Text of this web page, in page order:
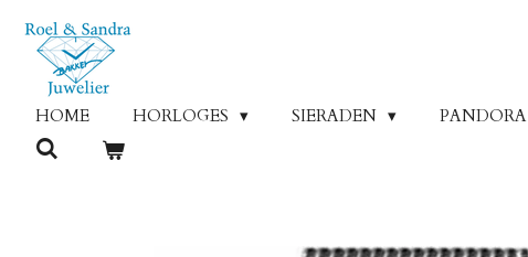
Ga
direct
hoofdinhoud
HOME HORLOGES SIERADEN PANDORA